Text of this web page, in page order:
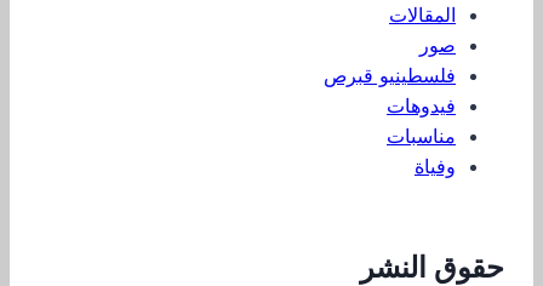
المقالات
صور
فلسطينيو قبرص
فيدوهات
مناسبات
وفياة
حقوق النشر